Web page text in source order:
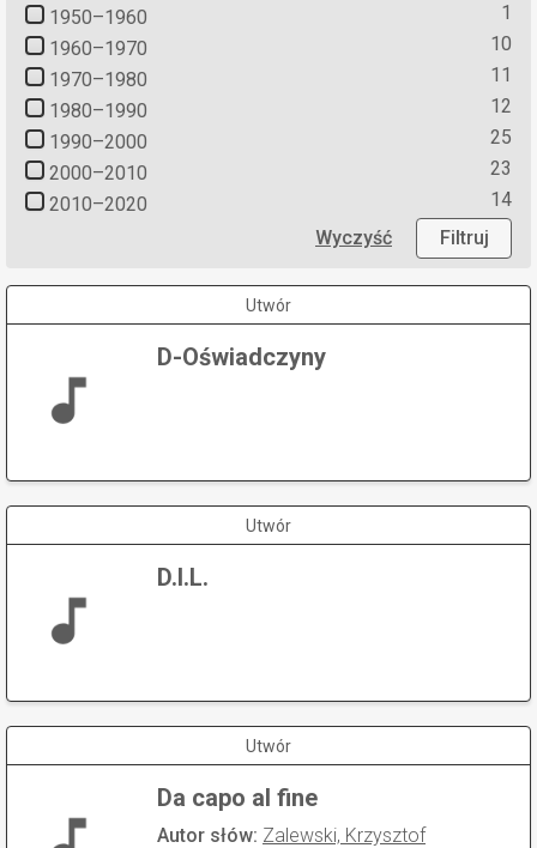
1950–1960
1
1960–1970
10
1970–1980
11
1980–1990
12
1990–2000
25
2000–2010
23
2010–2020
14
Wyczyść
Filtruj
Utwór
D-Oświadczyny
Utwór
D.I.L.
Utwór
Da capo al fine
Autor słów: Zalewski, Krzysztof